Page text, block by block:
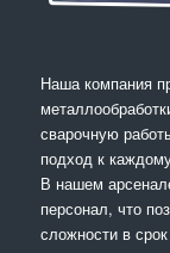
Наша компания
сварочную
подход к
В нашем
персонал, что
сложности в